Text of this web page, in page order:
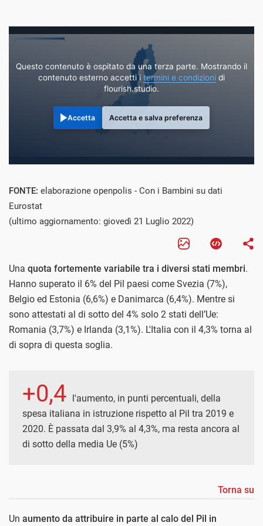
Questo contenuto è ospitato da una terza parte. Mostrando il
contenuto esterno accetti i termini e condizioni di
flourish.studio.
Accetta Accetta e salva preferenza
FONTE: elaborazione openpolis - Con i Bambini su dati
Eurostat
(ultimo aggiornamento: giovedì 21 Luglio 2022)
Una quota fortemente variabile tra i diversi stati membri.
Hanno superato il 6% del Pil paesi come Svezia (7%),
Belgio ed Estonia (6,6%) e Danimarca (6,4%). Mentre si
sono attestati al di sotto del 4% solo 2 stati dell’Ue:
Romania (3,7%) e Irlanda (3,1%). L'Italia con il 4,3% torna al
di sopra di questa soglia.
+0,4 l'aumento, in punti percentuali, della
spesa italiana in istruzione rispetto al Pil tra 2019 e
2020. È passata dal 3,9% al 4,3%, ma resta ancora al
di sotto della media Ue (5%)
Torna su
Un aumento da attribuire in parte al calo del Pil in